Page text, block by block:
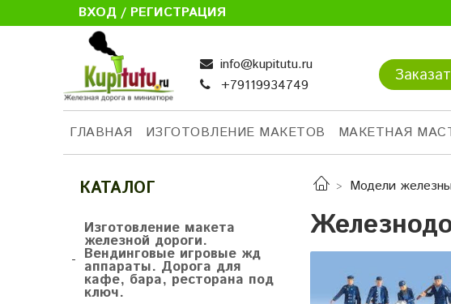
ВХОД / РЕГИСТРАЦИЯ
info@kupitutu.ru
+79119934749
ГЛАВНАЯ ИЗГОТОВЛЕНИЕ МАКЕТОВ МАКЕТНАЯ
Модели
КАТАЛОГ
-
Изготовление макета
железной дороги.
Вендинговые игровые жд
аппараты. Дорога для
кафе, бара, ресторана под
ключ.